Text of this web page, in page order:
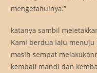
mengetahuinya.”
katanya sambil
Kami berdua lalu menuju
masih sempat
kembali mandi dan